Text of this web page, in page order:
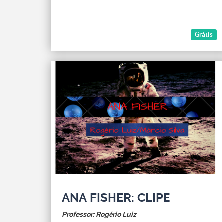
Grátis
ANA FISHER: CLIPE
Professor: Rogério Luiz